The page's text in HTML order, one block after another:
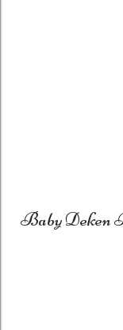
Baby Deken